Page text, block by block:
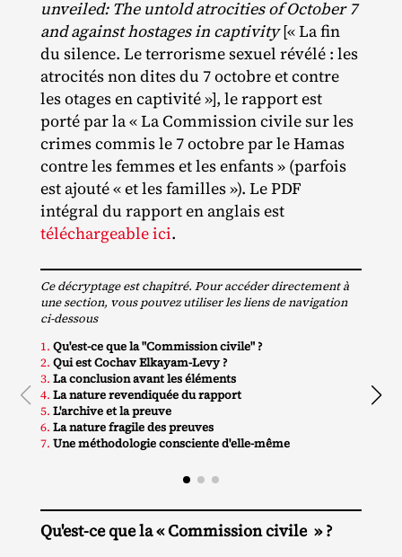
unveiled: The untold atrocities of October 7
and against hostages in captivity[« La fin
du silence. Le terrorisme sexuel révélé : les
atrocités non dites du 7 octobre et contre
les otages en captivité »], le rapport est
porté par la « La Commission civile sur les
crimes commis le 7 octobre par le Hamas
contre les femmes et les enfants » (parfois
est ajouté « et les familles »). Le PDF
intégral du rapport en anglais est
téléchargeable ici.
Ce décryptage est chapitré. Pour accéder directement à
une section, vous pouvez utiliser les liens de navigation
ci-dessous
1. Qu'est-ce que la "Commission civile" ?
2. Qui est Cochav Elkayam-Levy ?
3. La conclusion avant les éléments
4. La nature revendiquée du rapport
5. L'archive et la preuve
6. La nature fragile des preuves
7. Une méthodologie consciente d'elle-même
11.
Qu'est-ce que la « Commission civile » ?